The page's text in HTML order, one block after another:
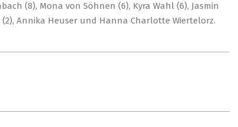
(8), Mona von Söhnen (6), Kyra Wahl (6), Jasmin
(2), Annika Heuser und Hanna Charlotte Wiertelorz.